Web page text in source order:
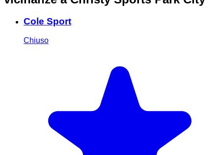
Cole Sport
Chiuso